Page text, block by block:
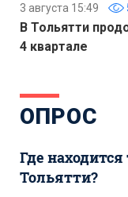
3 августа 15:49
В Тольятти
4 квартале
ОПРОС
Где
Тольятти?